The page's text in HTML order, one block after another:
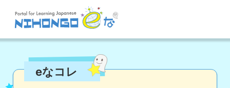
読む 書く 聞く
eなコレ